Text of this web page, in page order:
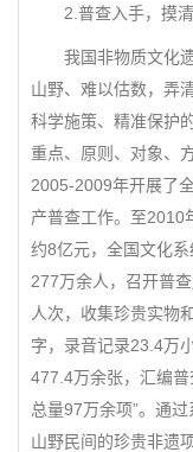
2.普查入手，摸清
我国非物质文化遗
山野、难以估数，弄
科学施策、精准保护
重点、原则、对象、
2005-2009年开展了
产普查工作。至2010
约8亿元，全国文化
277万余人，召开普
人次，收集珍贵实物
字，录音记录23.4万
477.4万余张，汇编
总量97万余项”。通
山野民间的珍贵非遗